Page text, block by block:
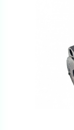
Купить
Купить
и укажите
получить.